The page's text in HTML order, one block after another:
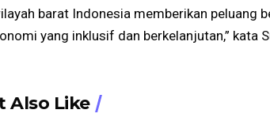
barat Indonesia memberikan peluang
yang inklusif dan berkelanjutan,” kata
Also Like